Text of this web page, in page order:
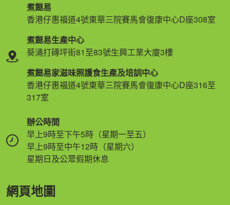
煮餸易
香港仔惠福道4號東華三院賽馬會復康中心D座308室
煮餸易生產中心
葵涌打磚坪街81至83號生興工業大廈3樓
煮餸易家滋味照護食生產及培訓中心
香港仔惠福道4號東華三院賽馬會復康中心D座316至
317室
辦公時間
早上9時至下午5時（星期一至五）
早上9時至中午12時（星期六）
星期日及公眾假期休息
網頁地圖